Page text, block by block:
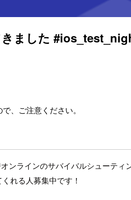
ました
、ご注意ください。
ンラインのサバイバルシューテ
れる人募集中です！